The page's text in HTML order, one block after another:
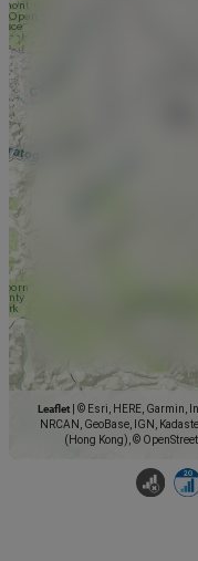
Leaflet
© Esri, HERE, Garmin,
NRCAN, GeoBase, IGN,
(Hong Kong), ©